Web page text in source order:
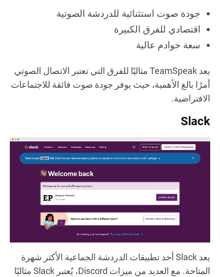
جودة صوت استثنائية للدردشة الصوتية
اقتصادي للفرق الكبيرة
سعة خوادم عالية
يعد TeamSpeak مثاليًا للفرق التي تعتبر الاتصال الصوتي
أمرًا بالغ الأهمية، حيث يوفر جودة صوت فائقة للاجتماعات
الافتراضية.
Slack
يعد Slack أحد تطبيقات الدردشة الجماعية الأكثر شهرة
المتاحة. مع العديد من ميزات Discord، يُعتبر Slack مثاليًا